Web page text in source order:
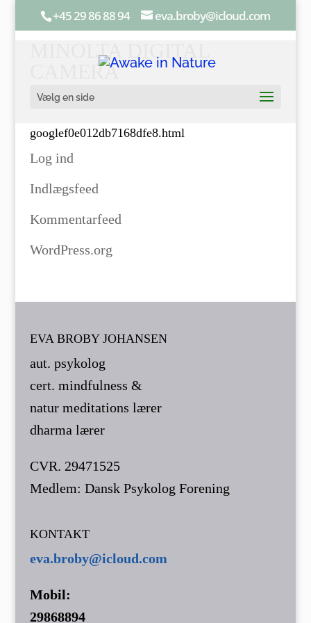
+45 29 86 88 94 eva.broby@icloud.com
Vælg en side
MINOLTA DIGITAL
CAMERA
googlef0e012db7168dfe8.html
Log ind
Indlægsfeed
Kommentarfeed
WordPress.org
EVA BROBY JOHANSEN
aut. psykolog
cert. mindfulness &
natur meditations lærer
dharma lærer
CVR. 29471525
Medlem: Dansk Psykolog Forening
KONTAKT
eva.broby@icloud.com
Mobil:
29868894